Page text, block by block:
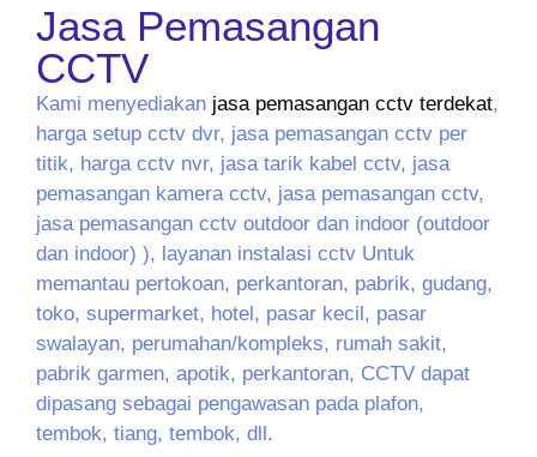
Jasa Pemasangan
CCTV
Kami menyediakan jasa pemasangan cctv terdekat,
harga setup cctv dvr, jasa pemasangan cctv per
titik, harga cctv nvr, jasa tarik kabel cctv, jasa
pemasangan kamera cctv, jasa pemasangan cctv,
jasa pemasangan cctv outdoor dan indoor (outdoor
dan indoor) ), layanan instalasi cctv Untuk
memantau pertokoan, perkantoran, pabrik, gudang,
toko, supermarket, hotel, pasar kecil, pasar
swalayan, perumahan/kompleks, rumah sakit,
pabrik garmen, apotik, perkantoran, CCTV dapat
dipasang sebagai pengawasan pada plafon,
tembok, tiang, tembok, dll.